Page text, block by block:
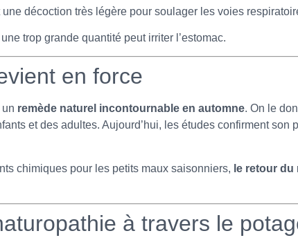
décoction très légère pour soulager les voies
trop grande quantité peut irriter l’estomac.
en force
remède naturel incontournable en automne. On le
et des adultes. Aujourd’hui, les études confirment son
chimiques pour les petits maux saisonniers, le retour
à travers le